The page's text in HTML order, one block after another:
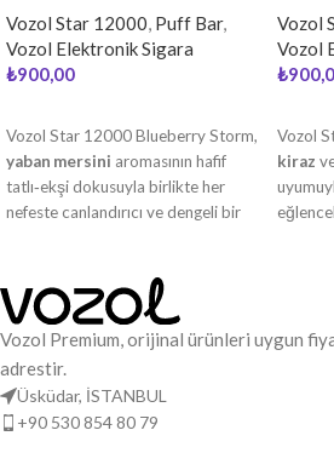
Vozol Star 12000, Puff Bar,
Vozol Elektronik Sigara
₺900,00
Vozol Star 12000 Blueberry Storm,
yaban mersini aromasının hafif
tatlı‑ekşi dokusuyla birlikte her
nefeste canlandırıcı ve dengeli bir
Vozol
Vozol
₺
Vozol
kiraz
Vozol Premium, orijinal ürünleri uygun
adrestir.
Üsküdar, İSTANBUL
+90 530 854 80 79